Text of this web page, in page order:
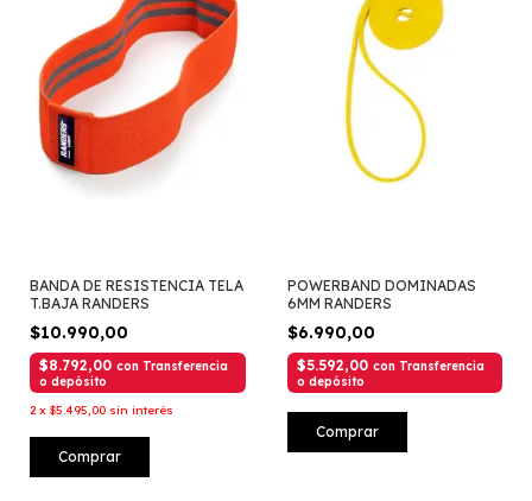
BANDA DE RESISTENCIA TELA
T.BAJA RANDERS
$10.990,00
$8.792,00 con Transferencia
o depósito
2 x $5.495,00 sin interés
Comprar
POWERBAND DOMINADAS
6MM RANDERS
$6.990,00
$5.592,00 con Transferencia
o depósito
Comprar